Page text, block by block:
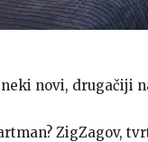
novi, drugačiji
ZigZagov,